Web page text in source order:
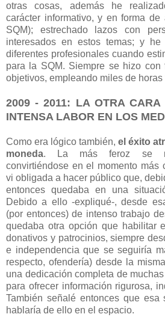
otras cosas, además he
carácter informativo, y en forma
SQM); estrechado lazos con
interesados en estos temas; y
diferentes profesionales cuando
para la SQM. Siempre se hizo con
objetivos, empleando miles de
2009 - 2011: LA OTRA
INTENSA LABOR EN LOS
Como era lógico también, el éxito
moneda. La más feroz se
convirtiéndose en el momento más
vi obligada a hacer público que,
entonces quedaba en una
Debido a ello -expliqué-, desde
(por entonces) de intenso trabajo
quedaba otra opción que habilitar
donativos y patrocinios, siempre
e independencia que se seguiría
respecto, ofendería) desde la
una dedicación completa de
para ofrecer información rigurosa,
También señalé entonces que
hablaría de ello en el espacio.